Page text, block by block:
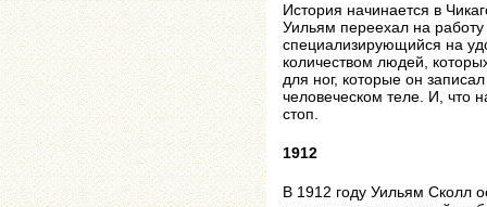
История начинается в
Уильям переехал на
специализирующийся на
количеством людей,
для ног, которые он
человеческом теле. И, что
стоп.
1912
В 1912 году Уильям Сколл